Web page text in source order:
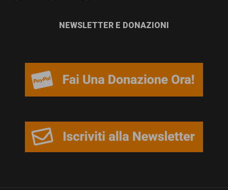
NEWSLETTER E DONAZIONI